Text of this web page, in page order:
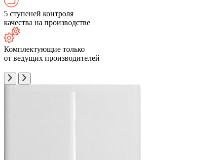
5 ступеней контроля
качества на производстве
Комплектующие только
от ведущих производителей